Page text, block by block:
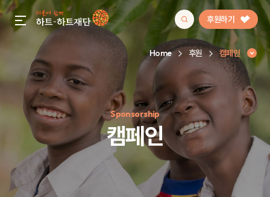
gnb menu open 후원하기
인기 키워드
#정기후원#하트플레이스#캠페인 #팬덤후원
Home 후원 캠페인
Sponsorship
캠페인